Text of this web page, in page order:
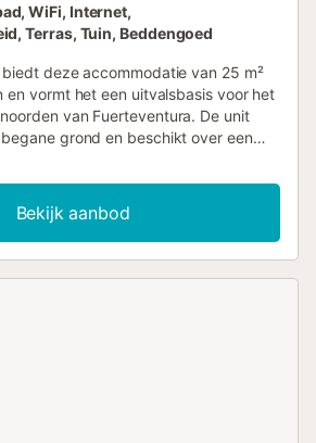
WiFi, Internet,
Terras, Tuin, Beddengoed
biedt deze accommodatie van 25 m²
en vormt het een uitvalsbasis voor het
van Fuerteventura. De unit
grond en beschikt over een
Het interieur omvat een
een gemeenschappelijke lounge met
gasten maaltijden kunnen bereiden en
Wi-Fi is beschikbaar in de gehele
Bekijk aanbod